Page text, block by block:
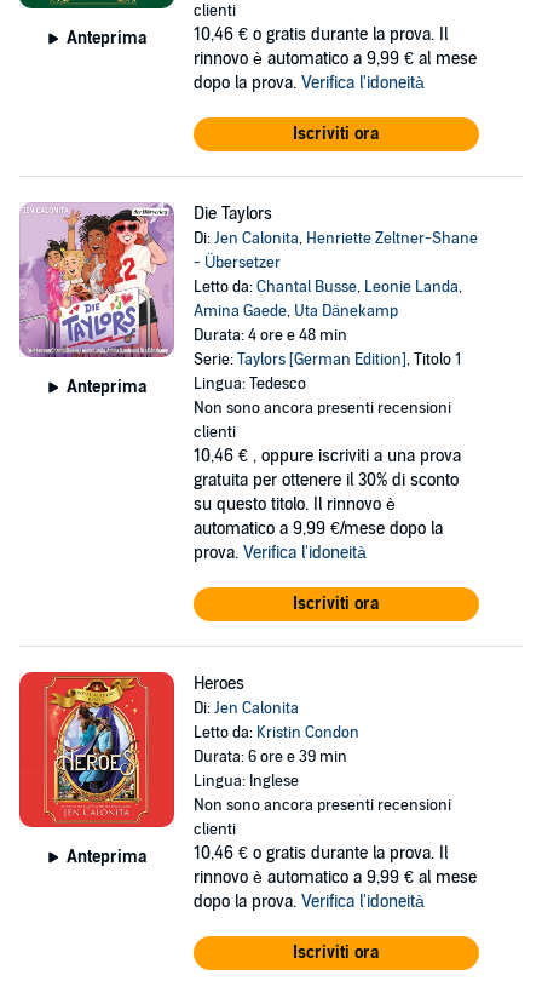
Anteprima
clienti
10,46 € o gratis durante la prova. Il
rinnovo è automatico a 9,99 € al mese
dopo la prova. Verifica l'idoneità
Iscriviti ora
Anteprima
Die Taylors
Di:Jen Calonita, Henriette Zeltner-Shane
- Übersetzer
Letto da:Chantal Busse, Leonie Landa,
Amina Gaede, Uta Dänekamp
Durata: 4 ore e 48 min
Serie:Taylors [German Edition], Titolo 1
Lingua: Tedesco
Non sono ancora presenti recensioni
clienti
10,46 € , oppure iscriviti a una prova
gratuita per ottenere il 30% di sconto
su questo titolo. Il rinnovo è
automatico a 9,99 €/mese dopo la
prova. Verifica l'idoneità
Iscriviti ora
Anteprima
Heroes
Di:Jen Calonita
Letto da: Kristin Condon
Durata: 6 ore e 39 min
Lingua: Inglese
Non sono ancora presenti recensioni
clienti
10,46 € o gratis durante la prova. Il
rinnovo è automatico a 9,99 € al mese
dopo la prova. Verifica l'idoneità
Iscriviti ora